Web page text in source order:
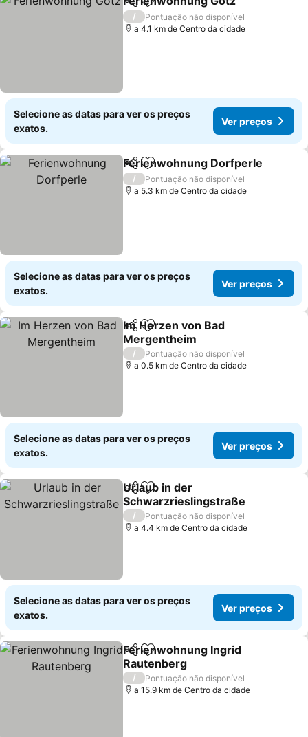
PartilharAdicionar aos favoritos
/
Pontuação não disponível
a 4.1 km de Centro da cidade
Selecione as datas para ver os preços
exatos.
Ver preços
PartilharAdicionar aos favoritos
Ferienwohnung Dorfperle
/
Pontuação não disponível
a 5.3 km de Centro da cidade
Selecione as datas para ver os preços
exatos.
Ver preços
PartilharAdicionar aos favoritos
Im Herzen von Bad
Mergentheim
Ver preços
/
Pontuação não disponível
a 0.5 km de Centro da cidade
Selecione as datas para ver os preços
exatos.
Ver preços
PartilharAdicionar aos favoritos
Urlaub in der
Schwarzrieslingstraße
Ver preços
/
Pontuação não disponível
a 4.4 km de Centro da cidade
Selecione as datas para ver os preços
exatos.
Ver preços
PartilharAdicionar aos favoritos
Ferienwohnung Ingrid
Rautenberg
Ver preços
/
Pontuação não disponível
a 15.9 km de Centro da cidade